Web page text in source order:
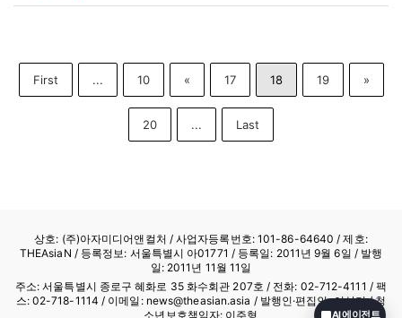
화 약133억 원) 규모의 이번 투자는 해시드가 주도했으며 ▲스파르
First ... 10 « 17 18 19 »
20 ... Last
상호: (주)아자미디어앤컬처 /사업자등록번호: 101-86-64640 / 제호:
THEAsiaN / 등록정보: 서울특별시 아01771 / 등록일: 2011년 9월 6일 / 발행
일: 2011년 11월 11일
주소: 서울특별시 종로구 혜화로 35 화수회관 207호 / 전화: 02-712-4111 / 팩
스: 02-718-1114 / 이메일: news@theasian.asia / 발행인·편집인: 이상기 / 청
소년보호책임자: 이주형
AI 에이전트